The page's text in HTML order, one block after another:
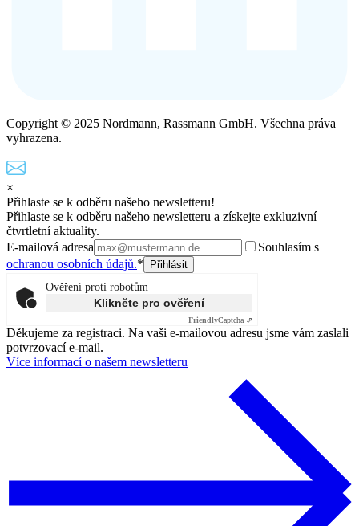
Copyright © 2025 Nordmann, Rassmann GmbH. Všechna práva
vyhrazena.
×
Přihlaste se k odběru našeho newsletteru!
Přihlaste se k odběru našeho newsletteru a získejte exkluzivní
čtvrtletní aktuality.
E-mailová adresa
Souhlasím s
ochranou osobních údajů.*
Ověření proti robotům
Klikněte pro ověření
FriendlyCaptcha ⇗
Děkujeme za registraci. Na vaši e-mailovou adresu jsme vám zaslali
potvrzovací e-mail.
Více informací o našem newsletteru